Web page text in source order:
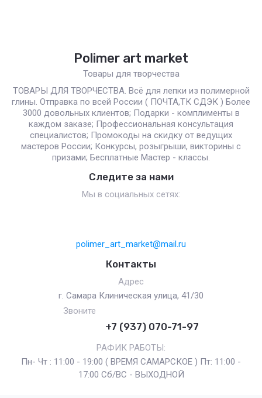
Polimer art market
Товары для творчества
ТОВАРЫ ДЛЯ ТВОРЧЕСТВА. Всё для лепки из полимерной
глины. Отправка по всей России ( ПОЧТА,ТК СДЭК ) Более
3000 довольных клиентов; Подарки - комплименты в
каждом заказе; Профессиональная консультация
специалистов; Промокоды на скидку от ведущих
мастеров России; Конкурсы, розыгрыши, викторины с
призами; Бесплатные Мастер - классы.
Следите за нами
Мы в социальных сетях:
polimer_art_market@mail.ru
Контакты
Адрес
г. Самара Клиническая улица, 41/30
Звоните
+7 (937) 070-71-97
РАФИК РАБОТЫ:
Пн- Чт : 11:00 - 19:00 ( ВРЕМЯ САМАРСКОЕ ) Пт: 11:00 -
17:00 Сб/ВС - ВЫХОДНОЙ